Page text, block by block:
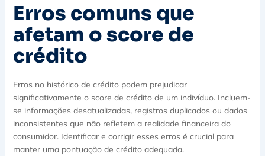
Erros comuns que
afetam o score de
crédito
Erros no histórico de crédito podem prejudicar
significativamente o score de crédito de um indivíduo. Incluem-
se informações desatualizadas, registros duplicados ou dados
inconsistentes que não refletem a realidade financeira do
consumidor. Identificar e corrigir esses erros é crucial para
manter uma pontuação de crédito adequada.